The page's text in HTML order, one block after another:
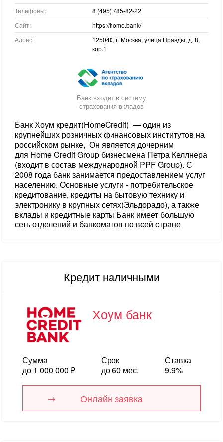
Телефоны:
8 (495) 785-82-22
Сайт:
https://home.bank/
Адрес:
125040, г. Москва, улица Правды, д. 8,
кор.1
Банк входит в систему
страхования вкладов
Банк Хоум кредит(HomeCredit) — один из
крупнейших розничных финансовых институтов на
российском рынке, Он является дочерним
для Home Credit Group бизнесмена Петра Келлнера
(входит в состав международной PPF Group). С
2008 года банк занимается предоставлением услуг
населению. Основные услуги - потребительское
кредитование, кредиты на бытовую технику и
электронику в крупных сетях(Эльдорадо), а также
вклады и кредитные карты Банк имеет большую
сеть отделений и банкоматов по всей стране
Кредит наличными
Хоум банк
Сумма
до 1 000 000 ₽
Срок
до 60 мес.
Ставка
9.9%
Онлайн заявка